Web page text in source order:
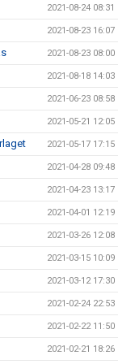
2021-08-24 08:31
2021-08-23 16:07
2021-08-23 08:00
2021-08-18 14:03
2021-06-23 08:58
2021-05-21 12:05
2021-05-17 17:15
2021-04-28 09:48
2021-04-23 13:17
2021-04-01 12:19
2021-03-26 12:08
2021-03-15 10:09
2021-03-12 17:30
2021-02-24 22:53
2021-02-22 11:50
2021-02-21 18:26